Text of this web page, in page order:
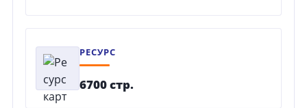
РЕСУРС
6700 стр.